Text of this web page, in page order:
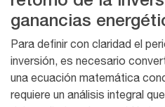
ganancias
Para definir con claridad el
inversión, es necesario
una ecuación matemática
requiere un análisis integral